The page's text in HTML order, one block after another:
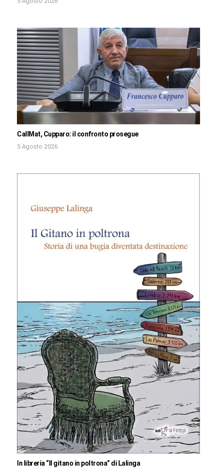
CallMat, Cupparo: il confronto prosegue
5 Agosto 2026
In libreria “Il gitano in poltrona” di Lalinga